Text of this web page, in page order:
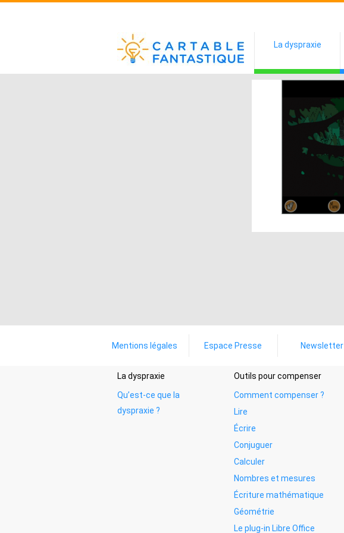
La dyspraxie
Mentions légales Espace Presse Newsletter
La dyspraxie
Qu’est-ce que la
dyspraxie ?
Outils pour compenser
Comment compenser ?
Lire
Écrire
Conjuguer
Calculer
Nombres et mesures
Écriture mathématique
Géométrie
Le plug-in Libre Office